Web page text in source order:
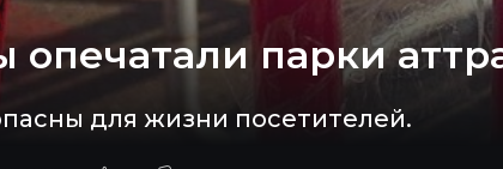
опечатали парки
для жизни посетителей.